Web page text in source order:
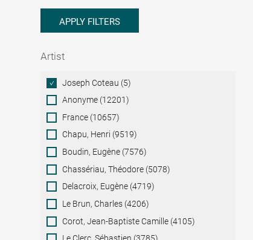
APPLY FILTERS
Artist
ArtistJoseph Coteau (5)
Anonyme (12201)
France (10657)
Chapu, Henri (9519)
Boudin, Eugène (7576)
Chassériau, Théodore (5078)
Delacroix, Eugène (4719)
Le Brun, Charles (4206)
Corot, Jean-Baptiste Camille (4105)